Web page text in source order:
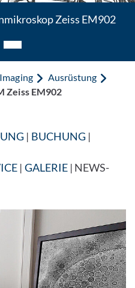
Zeiss EM902
Ausrüstung
Zeiss EM902
| BUCHUNG|
| GALERIE| NEWS-